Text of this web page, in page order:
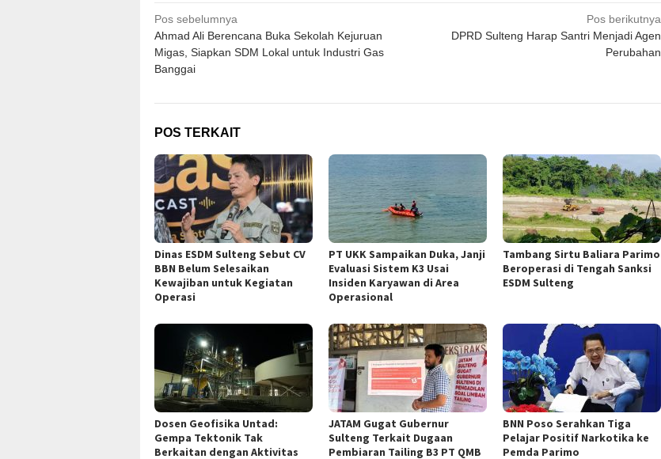
Navigasi
pos
Pos sebelumnya
Ahmad Ali Berencana Buka Sekolah Kejuruan
Migas, Siapkan SDM Lokal untuk Industri Gas
Banggai
Pos berikutnya
DPRD Sulteng Harap Santri Menjadi Agen
Perubahan
POS TERKAIT
Dinas ESDM Sulteng Sebut CV
BBN Belum Selesaikan
Kewajiban untuk Kegiatan
Operasi
PT UKK Sampaikan Duka, Janji
Evaluasi Sistem K3 Usai
Insiden Karyawan di Area
Operasional
Tambang Sirtu Baliara Parimo
Beroperasi di Tengah Sanksi
ESDM Sulteng
Dosen Geofisika Untad:
Gempa Tektonik Tak
Berkaitan dengan Aktivitas
JATAM Gugat Gubernur
Sulteng Terkait Dugaan
Pembiaran Tailing B3 PT QMB
BNN Poso Serahkan Tiga
Pelajar Positif Narkotika ke
Pemda Parimo